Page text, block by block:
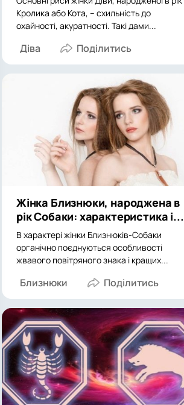
Кролика або Кота, – схильність до
охайності, акуратності. Такі дами...
Діва
Жінка Близнюки, народжена в
рік Собаки: характеристика і...
В характері жінки Близнюків-Собаки
органічно поєднуються особливості
жвавого повітряного знака і кращих...
Близнюки